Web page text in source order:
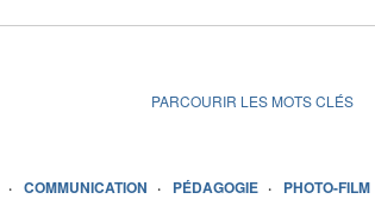
PARCOURIR LES MOTS CLÉS
COMMUNICATION PÉDAGOGIE PHOTO-FILM